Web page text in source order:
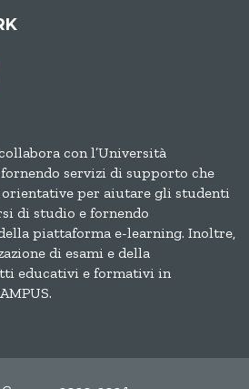
con l’Università
fornendo servizi di supporto che
per aiutare gli studenti
di studio e fornendo
piattaforma e-learning. Inoltre,
di esami e della
educativi e formativi in